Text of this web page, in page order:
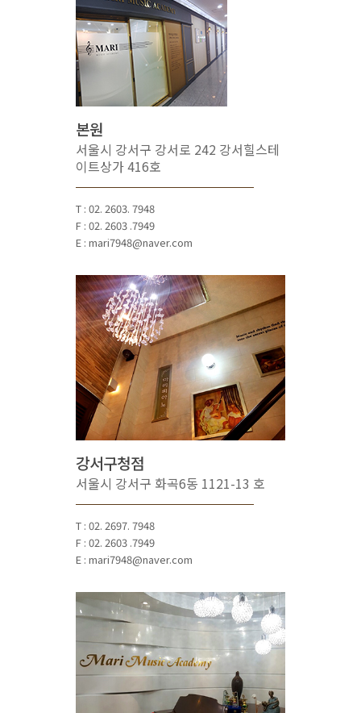
본원
서울시 강서구 강서로 242 강서힐스테
이트상가 416호
T : 02. 2603. 7948
F : 02. 2603 .7949
E : mari7948@naver.com
강서구청점
서울시 강서구 화곡6동 1121-13 호
T : 02. 2697. 7948
F : 02. 2603 .7949
E : mari7948@naver.com